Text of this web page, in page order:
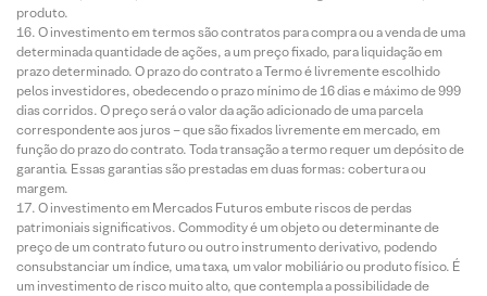
produto.
O investimento em termos são contratos para compra ou a venda de uma
determinada quantidade de ações, a um preço fixado, para liquidação em
prazo determinado. O prazo do contrato a Termo é livremente escolhido
pelos investidores, obedecendo o prazo mínimo de 16 dias e máximo de 999
dias corridos. O preço será o valor da ação adicionado de uma parcela
correspondente aos juros – que são fixados livremente em mercado, em
função do prazo do contrato. Toda transação a termo requer um depósito de
garantia. Essas garantias são prestadas em duas formas: cobertura ou
margem.
O investimento em Mercados Futuros embute riscos de perdas
patrimoniais significativos. Commodity é um objeto ou determinante de
preço de um contrato futuro ou outro instrumento derivativo, podendo
consubstanciar um índice, uma taxa, um valor mobiliário ou produto físico. É
um investimento de risco muito alto, que contempla a possibilidade de